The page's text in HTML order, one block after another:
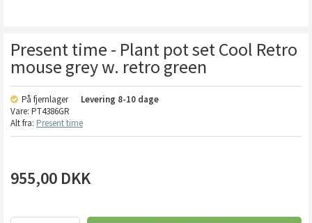
Present time - Plant pot set Cool Retro
mouse grey w. retro green
På fjernlager Levering 8-10 dage
Vare: PT4386GR
Alt fra: Present time
955,00 DKK